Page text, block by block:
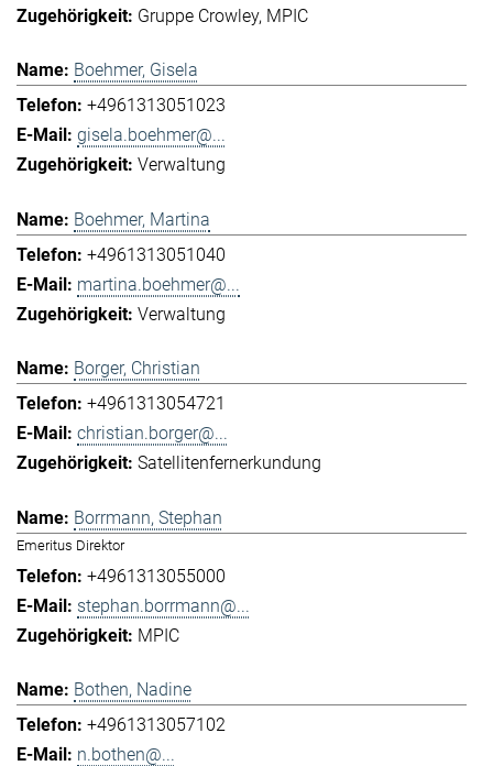
Gruppe Crowley MPIC
Boehmer, Gisela
+4961313051023
gisela.boehmer@...
Verwaltung
Boehmer, Martina
+4961313051040
martina.boehmer@...
Verwaltung
Borger, Christian
+4961313054721
christian.borger@...
Satellitenfernerkundung
Borrmann, Stephan
Emeritus Direktor
+4961313055000
stephan.borrmann@...
MPIC
Bothen, Nadine
+4961313057102
n.bothen@...